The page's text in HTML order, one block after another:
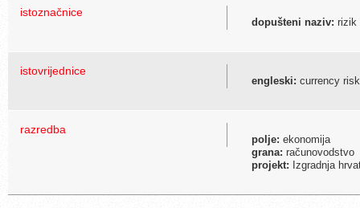
istoznačnice
dopušteni naziv: rizik
istovrijednice
engleski: currency risk
razredba
polje: ekonomija
grana: računovodstvo
projekt: Izgradnja